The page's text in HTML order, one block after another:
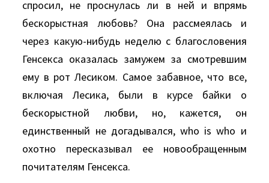
спросил, не проснулась ли в ней и впрямь
бескорыстная любовь? Она рассмеялась и
через какую-нибудь неделю с благословения
Генсекса оказалась замужем за смотревшим
ему в рот Лесиком. Самое забавное, что все,
включая Лесика, были в курсе байки о
бескорыстной любви, но, кажется, он
единственный не догадывался, whо is whо и
охотно пересказывал ее новообращенным
почитателям Генсекса.